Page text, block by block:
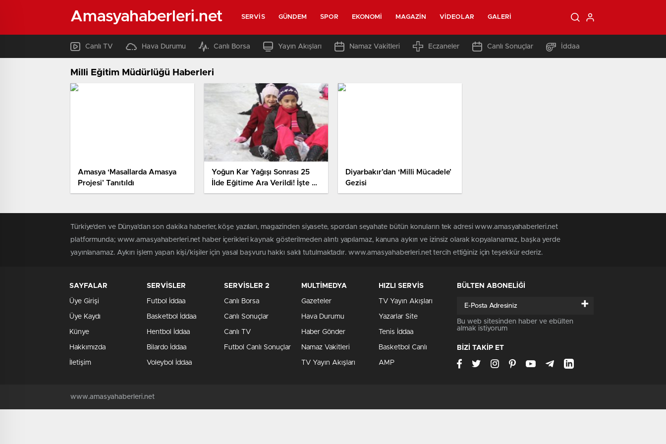
Amasyahaberleri.net SERVIS GÜNDEM SPOR EKONOMI MAGAZIN VIDEOLAR GALERI
Canlı TV Hava Durumu Canlı Borsa Yayın Akışları Namaz Vakitleri Eczaneler Canlı Sonuçlar İddaa
Milli Eğitim Müdürlüğü Haberleri
Amasya ‘Masallarda Amasya
Projesi’ Tanıtıldı
Yoğun Kar Yağışı Sonrası 25
İlde Eğitime Ara Verildi! İşte O
İller
Diyarbakır’dan ‘Milli Mücadele’
Gezisi
Türkiye'den ve Dünya’dan son dakika haberler, köşe yazıları, magazinden siyasete, spordan seyahate bütün konuların tek adresi www.amasyahaberleri.net
platformunda; www.amasyahaberleri.net haber içerikleri kaynak gösterilmeden alıntı yapılamaz, kanuna aykırı ve izinsiz olarak kopyalanamaz, başka yerde
yayınlanamaz. Aykırı işlem yapan kişi/kişiler için yasal başvuru hakkı saklı tutulmaktadır. www.amasyahaberleri.net tercih ettiğiniz için teşekkür ederiz.
SAYFALAR
Üye Girişi
Üye Kaydı
Künye
Hakkımızda
İletişim
SERVİSLER
Futbol İddaa
Basketbol İddaa
Hentbol İddaa
Bilardo İddaa
Voleybol İddaa
SERVİSLER 2
Canlı Borsa
Canlı Sonuçlar
Canlı TV
Futbol Canlı Sonuçlar
MULTİMEDYA
Gazeteler
Hava Durumu
Haber Gönder
Namaz Vakitleri
TV Yayın Akışları
HIZLI SERVİS
TV Yayın Akışları
Yazarlar Site
Tenis İddaa
Basketbol Canlı
AMP
BÜLTEN ABONELİĞİ
+
Bu web sitesinden haber ve ebülten
almak istiyorum
BİZİ TAKİP ET
www.amasyahaberleri.net